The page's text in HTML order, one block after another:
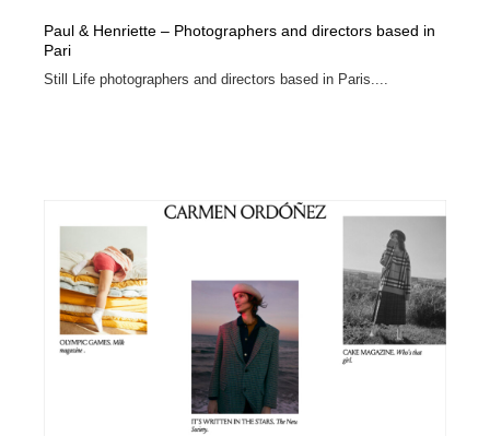
Paul & Henriette – Photographers and directors based in
Pari
Still Life photographers and directors based in Paris....